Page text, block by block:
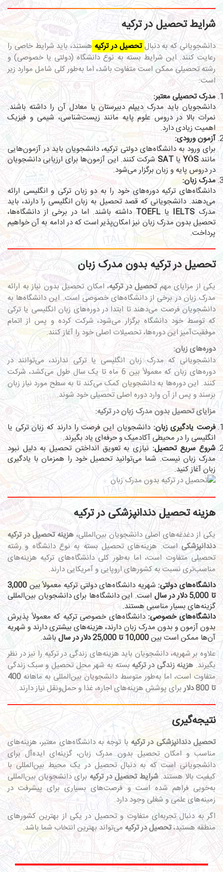
شرایط تحصیل در ترکیه
دانشجویانی که به دنبال تحصیل در ترکیه هستند، باید شرایط خاصی را
رعایت کنند. این شرایط بسته به نوع دانشگاه (دولتی یا خصوصی) و
رشته تحصیلی ممکن است متفاوت باشد، اما به‌طور کلی شامل موارد زیر
است:
مدرک تحصیلی معتبر:
دانشجویان باید مدرک دیپلم دبیرستان یا معادل آن را داشته باشند.
نمرات بالا در دروس علوم پایه مانند زیست‌شناسی، شیمی و فیزیک
اهمیت زیادی دارد.
آزمون ورودی:
برای ورود به دانشگاه‌های دولتی ترکیه، دانشجویان باید در آزمون‌هایی
مانندYÖSیاSATشرکت کنند. این آزمون‌ها برای ارزیابی دانشجویان
در دروس پایه و زبان برگزار می‌شود.
مدرک زبان:
دانشگاه‌های ترکیه دوره‌های خود را به دو زبان ترکی و انگلیسی ارائه
می‌دهند. دانشجویانی که قصد تحصیل به زبان انگلیسی را دارند، باید
مدرکIELTS یاTOEFLداشته باشند. اما در برخی از دانشگاه‌ها،
تحصیل بدون مدرک زبان نیز امکان‌پذیر است که در ادامه به آن خواهیم
پرداخت.
تحصیل در ترکیه بدون مدرک زبان
یکی از مزایای مهمتحصیل در ترکیه، امکان تحصیل بدون نیاز به ارائه
مدرک زبان در برخی از دانشگاه‌های خصوصی است. این دانشگاه‌ها به
دانشجویان فرصت می‌دهند تا ابتدا در دوره‌های زبان انگلیسی یا ترکی
که توسط خود دانشگاه برگزار می‌شود، شرکت کرده و پس از اتمام
موفقیت‌آمیز این دوره‌ها، تحصیلات اصلی خود را آغاز کنند.
دوره‌های زبان:
دانشجویانی که مدرک زبان انگلیسی یا ترکی ندارند، می‌توانند در
دوره‌های زبان که معمولاً بین 6 ماه تا یک سال طول می‌کشد، شرکت
کنند. این دوره‌ها به دانشجویان کمک می‌کند تا به سطح مورد نیاز زبان
برسند و پس از آن وارد دوره اصلی تحصیلی خود شوند.
مزایای تحصیل بدون مدرک زبان در ترکیه:
فرصت یادگیری زبان: دانشجویان این فرصت را دارند که زبان ترکی یا
انگلیسی را در محیطی آکادمیک و حرفه‌ای یاد بگیرند.
شروع سریع تحصیل: نیازی به تعویق انداختن تحصیل به دلیل نبود
مدرک زبان نیست. شما می‌توانید تحصیل خود را همزمان با یادگیری
زبان آغاز کنید.
هزینه تحصیل دندانپزشکی در ترکیه
یکی از دغدغه‌های اصلی دانشجویان بین‌المللی، هزینه تحصیل در ترکیه
دندانپزشکیاست. هزینه‌های تحصیل بسته به نوع دانشگاه و رشته
تحصیلی متفاوت است، اما به‌طور کلی دانشگاه‌های ترکیه هزینه‌های
مناسب‌تری نسبت به کشورهای اروپایی و آمریکایی دارند.
دانشگاه‌های دولتی: شهریه دانشگاه‌های دولتی ترکیه معمولاً بین3,000
تا 5,000 دلار در سال
است. این دانشگاه‌ها برای دانشجویان بین‌المللی
گزینه‌های بسیار مناسبی هستند.
دانشگاه‌های خصوصی:دانشگاه‌های خصوصی ترکیه که معمولاً پذیرش
بدون آزمون و بدون مدرک زبان دارند، هزینه‌های بیشتری دارند و شهریه
آن‌ها ممکن است بین10,000 تا 25,000 دلار در سال
باشد.
علاوه بر شهریه، دانشجویان باید هزینه‌های زندگی در ترکیه را نیز در نظر
بگیرند. هزینه زندگی در ترکیه بسته به شهر محل تحصیل و سبک زندگی
متفاوت است، اما به‌طور متوسط دانشجویان بین‌المللی به ماهانه 400
تا 800 دلار
برای پوشش هزینه‌های اجاره، غذا و حمل‌ونقل نیاز دارند.
نتیجه‌گیری
تحصیل دندانپزشکی در ترکیه با توجه به دانشگاه‌های معتبر، هزینه‌های
مناسب و امکان تحصیل بدون مدرک زبان، گزینه‌ای ایده‌آل برای
دانشجویانی است که به دنبال تحصیل در یک محیط بین‌المللی با
کیفیت بالا هستند.شرایط تحصیل در ترکیه برای دانشجویان بین‌المللی
به‌خوبی فراهم شده است و فرصت‌های بسیاری برای پیشرفت در
زمینه‌های علمی و شغلی وجود دارد.
اگر به دنبال تجربه‌ای متفاوت و تحصیل در یکی از بهترین کشورهای
منطقه هستید،تحصیل در ترکیه می‌تواند بهترین انتخاب شما باشد.